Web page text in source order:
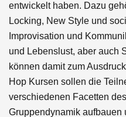
entwickelt haben. Dazu
Locking, New Style und
Improvisation und
und Lebenslust, aber auch
können damit zum
Hop Kursen sollen die
verschiedenen Facetten
Gruppendynamik aufbauen